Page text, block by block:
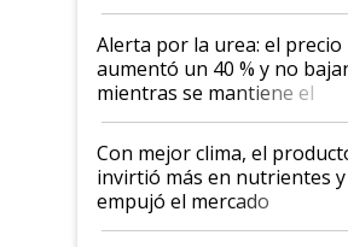
Alerta por la urea: el precio
aumentó un 40 % y no
mientras se mantiene el
conflicto en Medio Oriente
Con mejor clima, el
invirtió más en nutrientes y
empujó el mercado